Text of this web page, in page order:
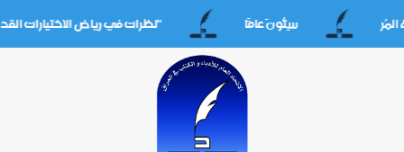
سِتُّونَ عامََا "نظرات في رياض الاختيارات القديمة/